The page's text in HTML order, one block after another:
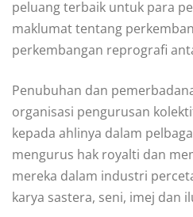
peluang terbaik untuk para
maklumat tentang
perkembangan reprografi
Penubuhan dan
organisasi pengurusan
kepada ahlinya dalam
mengurus hak royalti dan
mereka dalam industri
karya sastera, seni, imej dan